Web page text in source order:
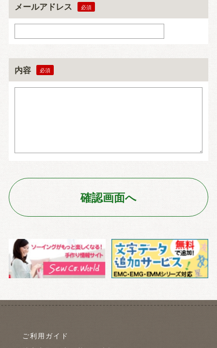
メールアドレス
内容
ご利用ガイド